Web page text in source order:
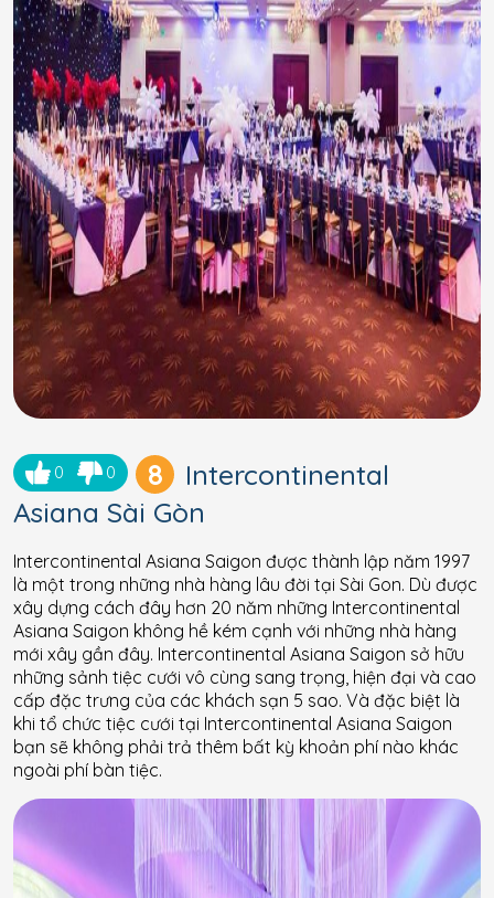
0 0 8
Intercontinental
Asiana Sài Gòn
Intercontinental Asiana Saigon được thành lập năm 1997
là một trong những nhà hàng lâu đời tại Sài Gon. Dù được
xây dựng cách đây hơn 20 năm những Intercontinental
Asiana Saigon không hề kém cạnh với những nhà hàng
mới xây gần đây. Intercontinental Asiana Saigon sở hữu
những sảnh tiệc cưới vô cùng sang trọng, hiện đại và cao
cấp đặc trưng của các khách sạn 5 sao. Và đặc biệt là
khi tổ chức tiệc cưới tại Intercontinental Asiana Saigon
bạn sẽ không phải trả thêm bất kỳ khoản phí nào khác
ngoài phí bàn tiệc.